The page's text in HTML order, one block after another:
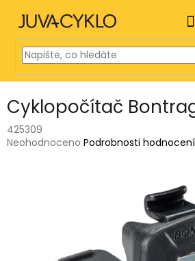
obsah
Cyklopočítač
425309
Průměrné
Neohodnoceno Podrobnosti hodnocení